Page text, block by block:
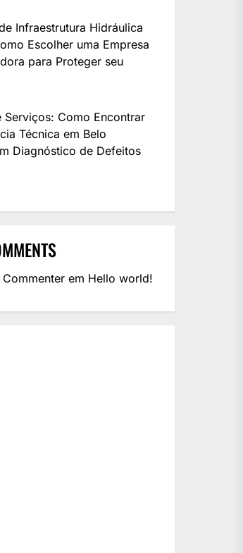
Infraestrutura Hidráulica
Escolher uma Empresa
para Proteger seu
Serviços: Como Encontrar
Técnica em Belo
Diagnóstico de Defeitos
em Hello world!